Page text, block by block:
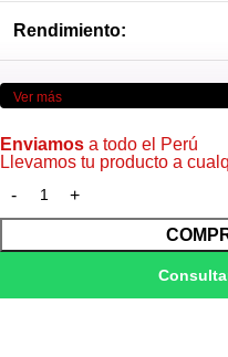
Rendimiento:
Ver más
Enviamos a todo el Perú
Llevamos tu producto a